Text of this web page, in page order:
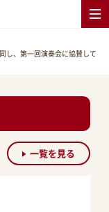
し、第一回演奏会に協賛して
一覧を見る